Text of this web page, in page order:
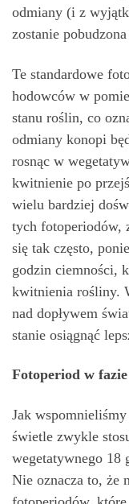
odmiany (i z
zostanie
Te standardowe
hodowców w
stanu roślin, co
odmiany konopi
rosnąc w
kwitnienie po
wielu bardziej
tych fotoperiodów,
się tak często,
godzin ciemności,
kwitnienia rośliny.
nad dopływem
stanie osiągnąć
Fotoperiod w
Jak
świetle zwykle
wegetatywnego 18
Nie oznacza to, że